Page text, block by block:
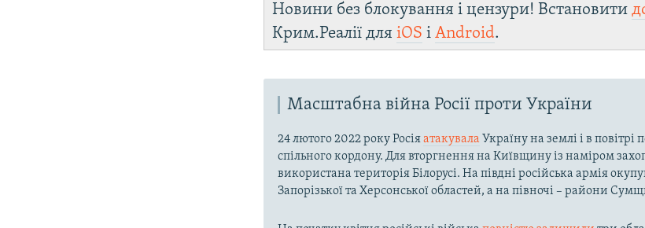
Новини без блокування і цензури! Встановити
Крим.Реалії дляiOS іAndroid.
Масштабна війна Росії проти України
24 лютого 2022 року Росіяатакувала Україну на землі і в повітрі
спільного кордону. Для вторгнення на Київщину із наміром
використана територія Білорусі. На півдні російська армія
Запорізької та Херсонської областей, а на півночі – райони